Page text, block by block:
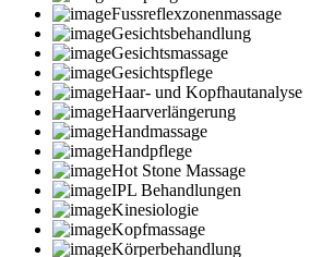
Fussreflexzonenmassage
Gesichtsbehandlung
Gesichtsmassage
Gesichtspflege
Haar- und Kopfhautanalyse
Haarverlängerung
Handmassage
Handpflege
Hot Stone Massage
IPL Behandlungen
Kinesiologie
Kopfmassage
Körperbehandlung